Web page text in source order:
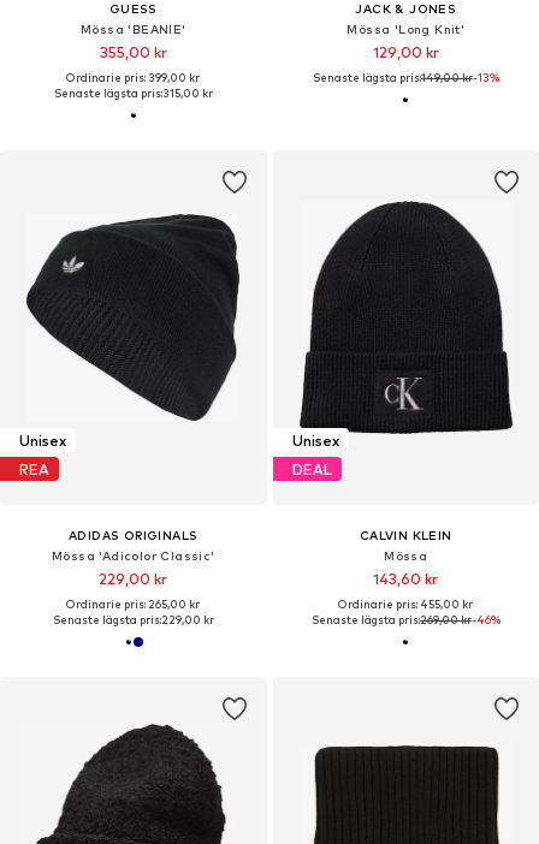
GUESS
Mössa 'BEANIE'
355,00 kr
Ordinarie pris: 399,00 kr
Senaste lägsta pris:315,00 kr
JACK & JONES
Mössa 'Long Knit'
129,00 kr
Senaste lägsta pris:149,00 kr-13%
Unisex
REA
ADIDAS ORIGINALS
Mössa 'Adicolor Classic'
229,00 kr
Ordinarie pris: 265,00 kr
Senaste lägsta pris:229,00 kr
Unisex
DEAL
CALVIN KLEIN
Mössa
143,60 kr
Ordinarie pris: 455,00 kr
Senaste lägsta pris:269,00 kr-46%